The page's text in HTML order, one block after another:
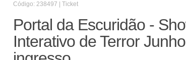
Código: 238497 | Ticket
Portal da Escuridão -
Interativo de Terror